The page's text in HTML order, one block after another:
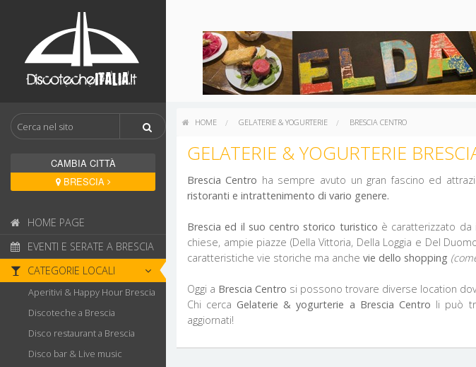
CAMBIA CITTÀ
BRESCIA
HOME PAGE
EVENTI E SERATE A BRESCIA
CATEGORIE LOCALI
Aperitivi & Happy Hour Brescia
Discoteche a Brescia
Disco restaurant a Brescia
Disco bar & Live music
HOME GELATERIE & YOGURTERIE BRESCIA CENTRO
GELATERIE & YOGURTERIE
Brescia Centro ha sempre avuto un gran fascino ed
ristoranti e intrattenimento di vario genere.
Brescia ed il suo centro storico turistico è caratterizzato
chiese, ampie piazze (Della Vittoria, Della Loggia e Del
caratteristiche vie storiche ma anche vie dello shopping
Oggi a Brescia Centro si possono trovare diverse location
Chi cerca Gelaterie & yogurterie a Brescia Centro li può
aggiornati!